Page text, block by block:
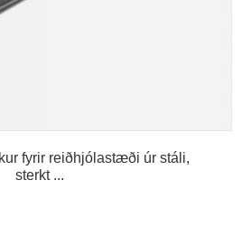
fyrir reiðhjólastæði úr stáli,
sterkt ...